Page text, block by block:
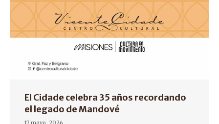
El Cidade celebra 35 años recordando
el legado de Mandové